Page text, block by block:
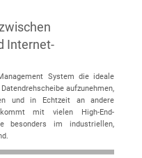
Internet-
System die ideale
aufzunehmen,
und in Echtzeit an andere
mit vielen High-End-
besonders im industriellen,